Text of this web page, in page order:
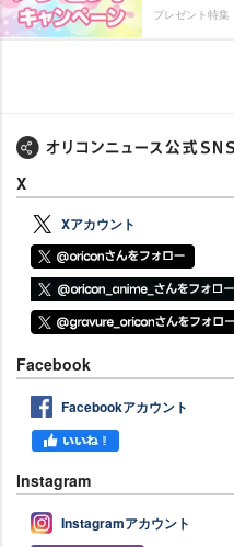
プレゼント特集
X
Xアカウント
Facebook
Facebookアカウント
Instagram
Instagramアカウント